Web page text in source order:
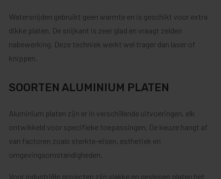
Watersnijden gebruikt geen warmte en is geschikt voor extra
dikke platen. De snijkant is zeer glad en vraagt zelden
nabewerking. Deze techniek werkt wel trager dan laser of
knippen.
SOORTEN ALUMINIUM PLATEN
Aluminium platen zijn er in verschillende uitvoeringen, elk
ontwikkeld voor specifieke toepassingen. De keuze hangt af
van factoren zoals sterkte-eisen, esthetiek en
omgevingsomstandigheden.
Voor industriële projecten zijn vlakke en geslepen platen het